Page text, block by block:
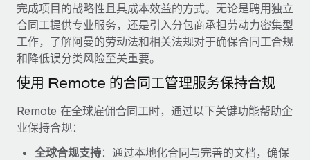
服务
咨询专家
获得全球人力资源与合规方面的专家帮助
背景调查
合规守望台
防范合规风险
Remote Build
即将推出
集成与人工智能自动化咨询
案例研究
Cultivating a Thriving Remote-First Culture in
Partnership with Remote
At a glance Discover the evolution of TheyDo, a pioneering
薪金与人才洞察
洞察中心
获得支持
查看全部资源
博客
完成项目的战略性且具成本效益的方式。无论是聘用独立
合同工提供专业服务，还是引入分包商承担劳动力密集型
工作，了解阿曼的劳动法和相关法规对于确保合同工合规
和降低误分类风险至关重要。
使用 Remote 的合同工管理服务保持合规
Remote 在全球雇佣合同工时，通过以下关键功能帮助企
业保持合规：
全球合规支持：通过本地化合同与完善的文档，确保